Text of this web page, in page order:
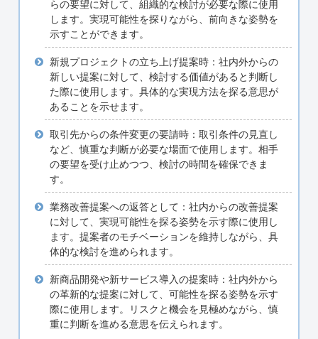
らの要望に対して、組織的な検討が必要な際に使用
します。実現可能性を探りながら、前向きな姿勢を
示すことができます。
新規プロジェクトの立ち上げ提案時：社内外からの
新しい提案に対して、検討する価値があると判断し
た際に使用します。具体的な実現方法を探る意思が
あることを示せます。
取引先からの条件変更の要請時：取引条件の見直し
など、慎重な判断が必要な場面で使用します。相手
の要望を受け止めつつ、検討の時間を確保できま
す。
業務改善提案への返答として：社内からの改善提案
に対して、実現可能性を探る姿勢を示す際に使用し
ます。提案者のモチベーションを維持しながら、具
体的な検討を進められます。
新商品開発や新サービス導入の提案時：社内外から
の革新的な提案に対して、可能性を探る姿勢を示す
際に使用します。リスクと機会を見極めながら、慎
重に判断を進める意思を伝えられます。